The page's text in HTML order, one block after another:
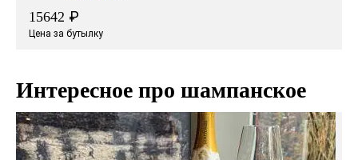
15642 ₽
Цена за бутылку
Интересное про шампанское